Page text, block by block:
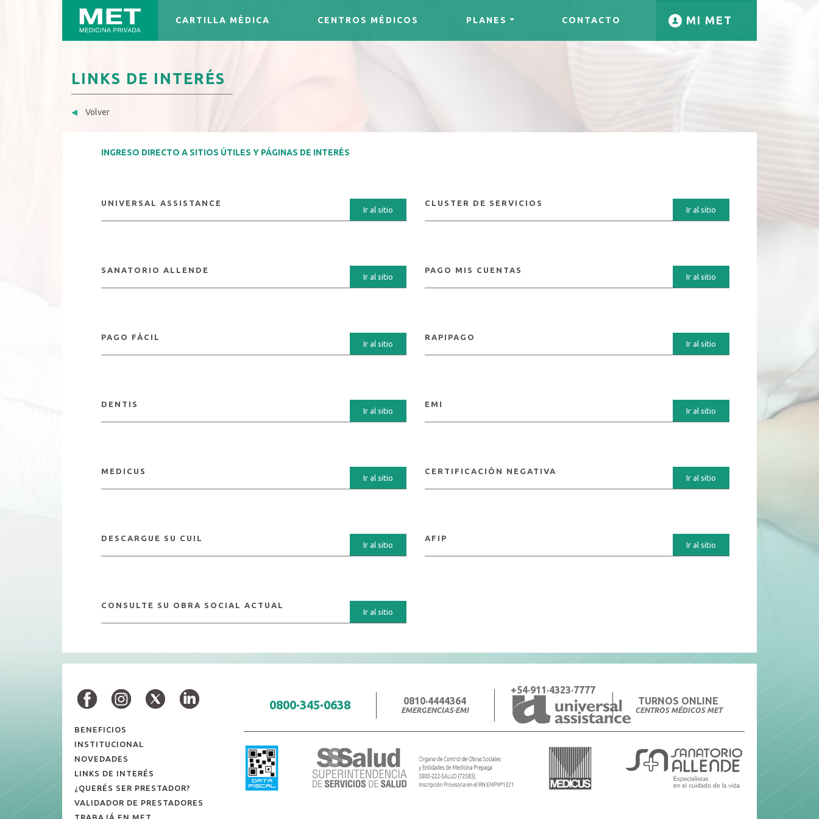
CARTILLA MÉDICA CENTROS MÉDICOS PLANES CONTACTO MI MET
LINKS DE INTERÉS
Volver
INGRESO DIRECTO A SITIOS ÚTILES Y PÁGINAS DE INTERÉS
UNIVERSAL ASSISTANCE
Ir al sitio
CLUSTER DE SERVICIOS
Ir al sitio
SANATORIO ALLENDE
Ir al sitio
PAGO MIS CUENTAS
Ir al sitio
PAGO FÁCIL
Ir al sitio
RAPIPAGO
Ir al sitio
DENTIS
Ir al sitio
EMI
Ir al sitio
MEDICUS
Ir al sitio
CERTIFICACIÓN NEGATIVA
Ir al sitio
DESCARGUE SU CUIL
Ir al sitio
AFIP
Ir al sitio
CONSULTE SU OBRA SOCIAL ACTUAL
Ir al sitio
0800·345·0638 0810·4444364
EMERGENCIAS·EMI
TURNOS ONLINE
CENTROS MÉDICOS MET
+54·911·4323·7777
BENEFICIOS
INSTITUCIONAL
NOVEDADES
LINKS DE INTERÉS
¿QUERÉS SER PRESTADOR?
VALIDADOR DE PRESTADORES
TRABAJÁ EN MET